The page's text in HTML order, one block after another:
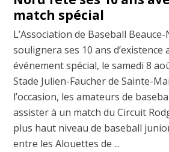
match spécial
L’Association de Baseball
soulignera ses 10 ans d’existence
événement spécial, le samedi 8
Stade Julien-Faucher de Sainte-
l’occasion, les amateurs de
assister à un match du Circuit
plus haut niveau de baseball
entre les Alouettes de ...